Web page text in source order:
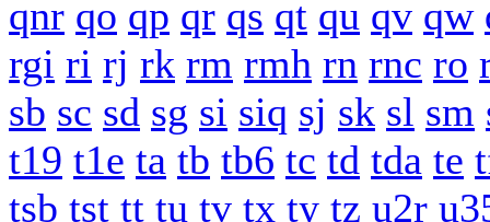
qnr qo qp qr qs qt qu qv qw
rgi ri rj rk rm rmh rn rnc ro
sb sc sd sg si siq sj sk sl sm
t19 t1e ta tb tb6 tc td tda te
tsb tst tt tu tv tx ty tz u2r